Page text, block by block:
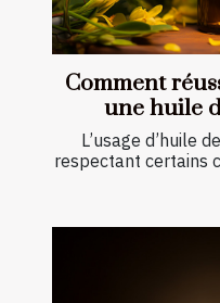
Comment
une huile
L’usage d’huile
respectant certains